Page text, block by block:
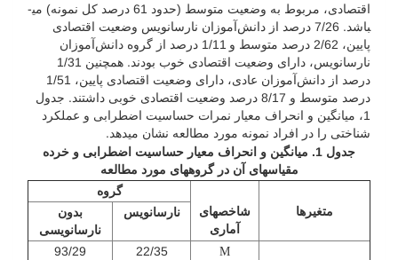
اقتصادی، مربوط به وضعیت متوسط (حدود 61 درصد کل نمونه) می­
باشد. 7/26 درصد از دانش‌آموزان نارسانویس وضعیت اقتصادی
پایین، 2/62 درصد متوسط و 1/11 درصد از گروه دانش‌آموزان
نارسانویس، دارای وضعیت اقتصادی خوب بودند. همچنین 1/31
درصد از دانش‌آموزان عادی، دارای وضعیت اقتصادی پایین، 1/51
درصد متوسط و 8/17 درصد وضعیت اقتصادی خوبی داشتند. جدول
1، میانگین و انحراف معیار نمرات حساسیت اضطرابی و عملکرد
شناختی را در افراد نمونه مورد مطالعه نشان می­دهد.
جدول 1. میانگین و انحراف معیار حساسیت اضطرابی و خرده
مقیاس­های آن در گروه­های مورد مطالعه
متغیرها
شاخص­های
آماری
گروه
نارسانویس
بدون
نارسانویسی
M
22/35
93/29